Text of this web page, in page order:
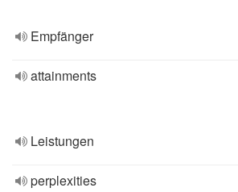
Empfänger
attainments
Leistungen
perplexities